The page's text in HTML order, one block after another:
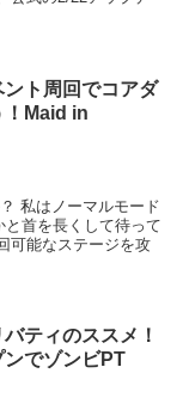
ント周回でコアダ
！Maid in
私はノーマルモード
首を長くして待って
可能なステージを攻
ティのススメ！
でゾンビPT